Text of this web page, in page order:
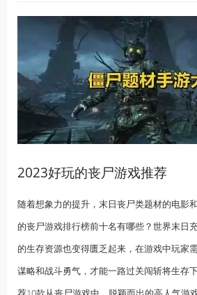
2023好玩的丧尸游戏推荐
随着想象力的提升，末日丧尸类题材的电影
的丧尸游戏排行榜前十名有哪些？世界末日
的生存资源也变得匮乏起来，在游戏中玩家
谋略和战斗勇气，才能一路过关闯斩将生存